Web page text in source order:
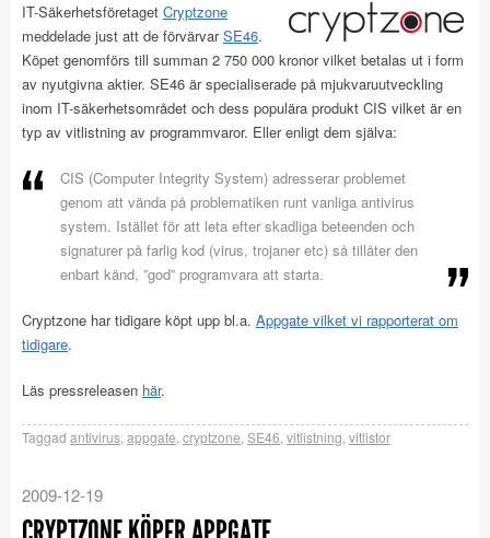
IT-Säkerhetsföretaget Cryptzone
meddelade just att de förvärvarSE46.
Köpet genomförs till summan 2 750 000 kronor vilket betalas ut i form
av nyutgivna aktier. SE46 är specialiserade på mjukvaruutveckling
inom IT-säkerhetsområdet och dess populära produkt CIS vilket är en
typ av vitlistning av programmvaror. Eller enligt dem själva:
CIS (Computer Integrity System) adresserar problemet
genom att vända på problematiken runt vanliga antivirus
system. Istället för att leta efter skadliga beteenden och
signaturer på farlig kod (virus, trojaner etc) så tillåter den
enbart känd, ”god” programvara att starta.
Cryptzone har tidigare köpt upp bl.a. Appgate vilket vi rapporterat om
tidigare.
Läs pressreleasen här.
Taggad antivirus appgate cryptzone SE46 vitlistning vitlistor
2009-12-19